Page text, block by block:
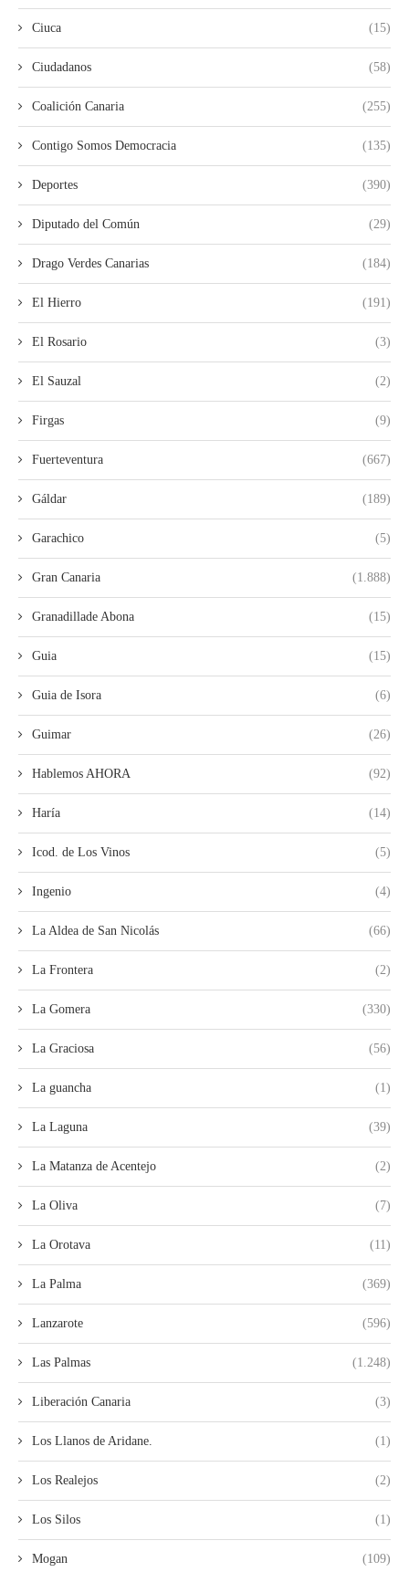
Ciuca (15)
Ciudadanos (58)
Coalición Canaria (255)
Contigo Somos Democracia (135)
Deportes (390)
Diputado del Común (29)
Drago Verdes Canarias (184)
El Hierro (191)
El Rosario (3)
El Sauzal (2)
Firgas (9)
Fuerteventura (667)
Gáldar (189)
Garachico (5)
Gran Canaria (1.888)
Granadillade Abona (15)
Guia (15)
Guia de Isora (6)
Guimar (26)
Hablemos AHORA (92)
Haría (14)
Icod. de Los Vinos (5)
Ingenio (4)
La Aldea de San Nicolás (66)
La Frontera (2)
La Gomera (330)
La Graciosa (56)
La guancha (1)
La Laguna (39)
La Matanza de Acentejo (2)
La Oliva (7)
La Orotava (11)
La Palma (369)
Lanzarote (596)
Las Palmas (1.248)
Liberación Canaria (3)
Los Llanos de Aridane. (1)
Los Realejos (2)
Los Silos (1)
Mogan (109)